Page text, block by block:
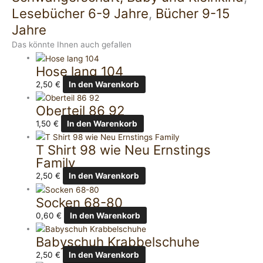
Lesebücher 6-9 Jahre, Bücher 9-15
Jahre
Das könnte Ihnen auch gefallen
Hose lang 104
2,50€ In den Warenkorb
Oberteil 86 92
1,50€ In den Warenkorb
T Shirt 98 wie Neu Ernstings
Family
2,50€ In den Warenkorb
Socken 68-80
0,60€ In den Warenkorb
Babyschuh Krabbelschuhe
2,50€ In den Warenkorb